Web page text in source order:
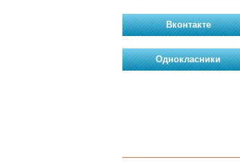
Вконтакте
Однокласники